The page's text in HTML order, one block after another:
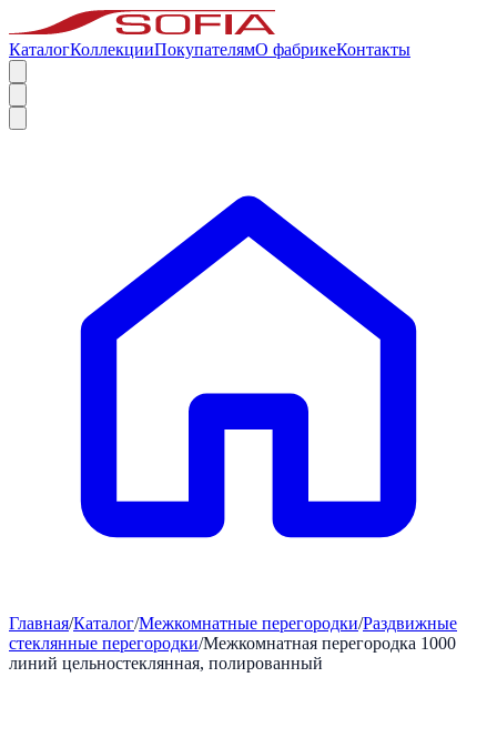
КаталогКоллекцииПокупателямО фабрикеКонтакты
Главная/Каталог/Межкомнатные перегородки/Раздвижные
стеклянные перегородки/Межкомнатная перегородка 1000
линий цельностеклянная, полированный